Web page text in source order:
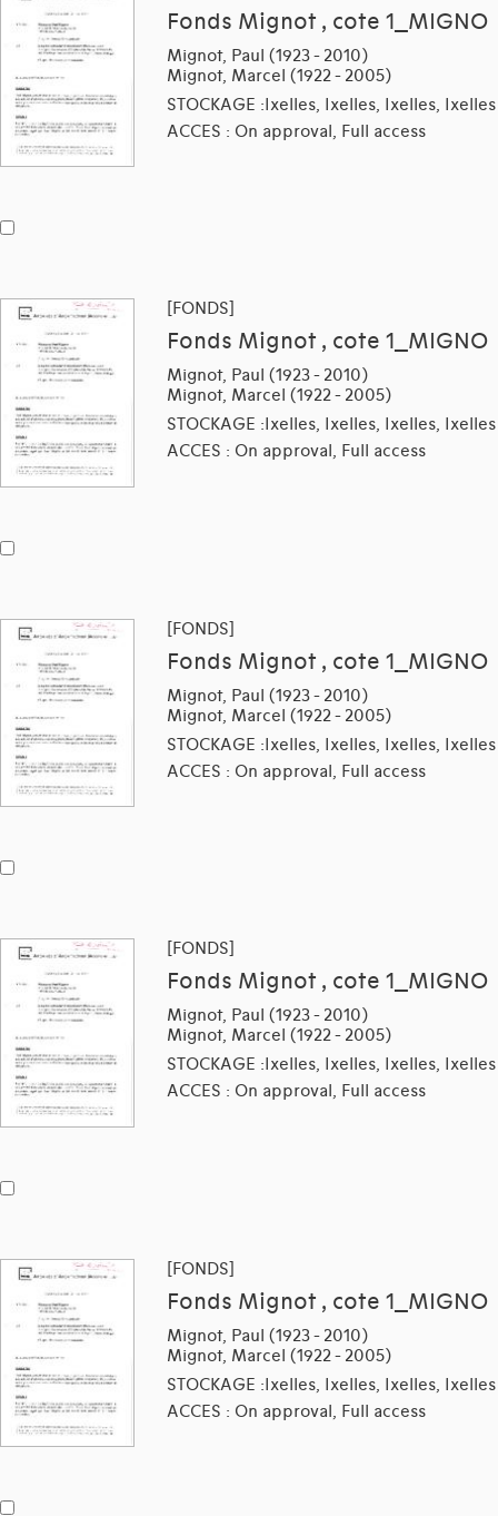
Fonds Mignot , cote 1_MIGNO
Mignot, Paul (1923 - 2010)
Mignot, Marcel (1922 - 2005)
STOCKAGE :Ixelles, Ixelles, Ixelles, Ixelles
ACCES : On approval, Full access
[FONDS]
Fonds Mignot , cote 1_MIGNO
Mignot, Paul (1923 - 2010)
Mignot, Marcel (1922 - 2005)
STOCKAGE :Ixelles, Ixelles, Ixelles, Ixelles
ACCES : On approval, Full access
[FONDS]
Fonds Mignot , cote 1_MIGNO
Mignot, Paul (1923 - 2010)
Mignot, Marcel (1922 - 2005)
STOCKAGE :Ixelles, Ixelles, Ixelles, Ixelles
ACCES : On approval, Full access
[FONDS]
Fonds Mignot , cote 1_MIGNO
Mignot, Paul (1923 - 2010)
Mignot, Marcel (1922 - 2005)
STOCKAGE :Ixelles, Ixelles, Ixelles, Ixelles
ACCES : On approval, Full access
[FONDS]
Fonds Mignot , cote 1_MIGNO
Mignot, Paul (1923 - 2010)
Mignot, Marcel (1922 - 2005)
STOCKAGE :Ixelles, Ixelles, Ixelles, Ixelles
ACCES : On approval, Full access